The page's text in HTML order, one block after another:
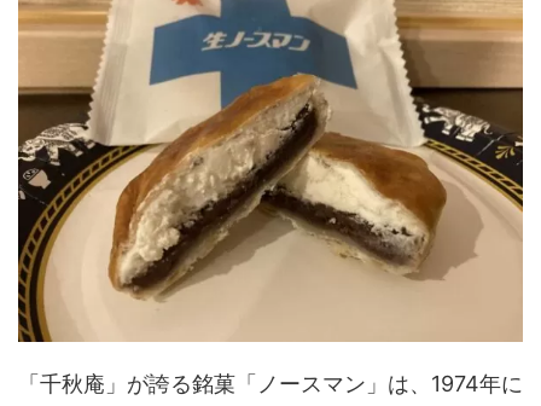
「千秋庵」が誇る銘菓「ノースマン」は、1974年に